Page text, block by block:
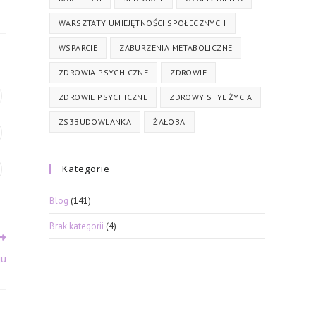
WARSZTATY UMIEJĘTNOŚCI SPOŁECZNYCH
WSPARCIE ZABURZENIA METABOLICZNE
ZDROWIA PSYCHICZNE ZDROWIE
ZDROWIE PSYCHICZNE ZDROWY STYL ŻYCIA
ZS3BUDOWLANKA ŻAŁOBA
Kategorie
Blog (141)
Brak kategorii (4)